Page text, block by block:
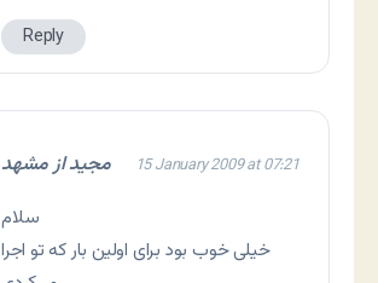
Reply
مجید از مشهد 15 January 2009 at 07:21
سلام
خیلی خوب بود برای اولین بار که تو اجرا